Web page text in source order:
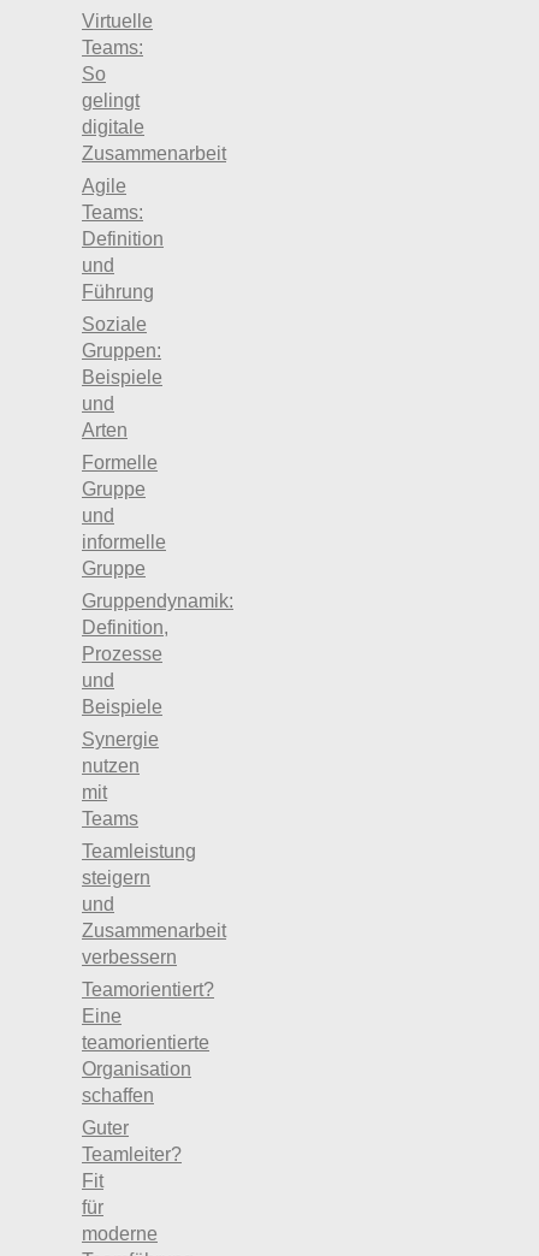
Virtuelle
Teams:
So
gelingt
digitale
Zusammenarbeit
Agile
Teams:
Definition
und
Führung
Soziale
Gruppen:
Beispiele
und
Arten
Formelle
Gruppe
und
informelle
Gruppe
Gruppendynamik:
Definition,
Prozesse
und
Beispiele
Synergie
nutzen
mit
Teams
Teamleistung
steigern
und
Zusammenarbeit
verbessern
Teamorientiert?
Eine
teamorientierte
Organisation
schaffen
Guter
Teamleiter?
Fit
für
moderne